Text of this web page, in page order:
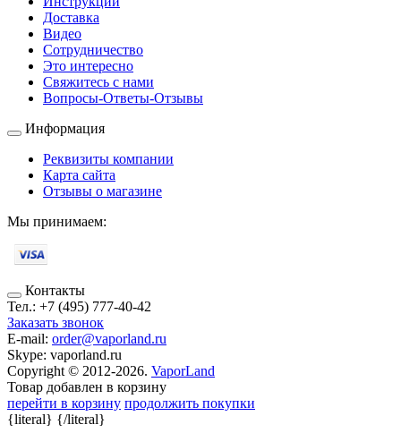
Доставка
Видео
Сотрудничество
Это интересно
Свяжитесь с нами
Вопросы-Ответы-Отзывы
Информация
Реквизиты компании
Карта сайта
Отзывы о магазине
Мы принимаем:
Контакты
Тел.: +7 (495) 777-40-42
Заказать звонок
E-mail: order@vaporland.ru
Skype: vaporland.ru
Copyright © 2012-2026. VaporLand
Товар добавлен в корзину
перейти в корзину продолжить покупки
{literal} {/literal}